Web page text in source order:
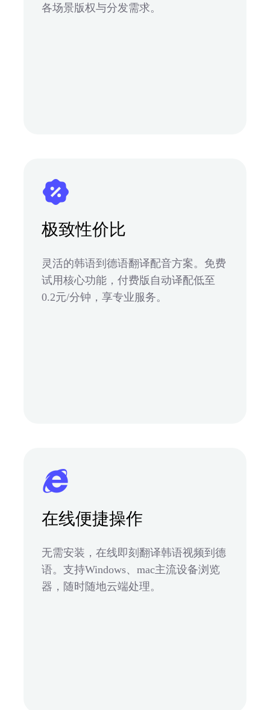
各场景版权与分发需求。
极致性价比
灵活的韩语到德语翻译配音方案。免费
试用核心功能，付费版自动译配低至
0.2元/分钟，享专业服务。
在线便捷操作
无需安装，在线即刻翻译韩语视频到德
语。支持Windows、mac主流设备浏览
器，随时随地云端处理。